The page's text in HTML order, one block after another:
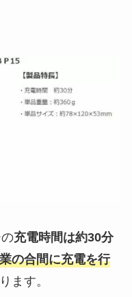
充電時間は約30分
の合間に充電を行
ます。